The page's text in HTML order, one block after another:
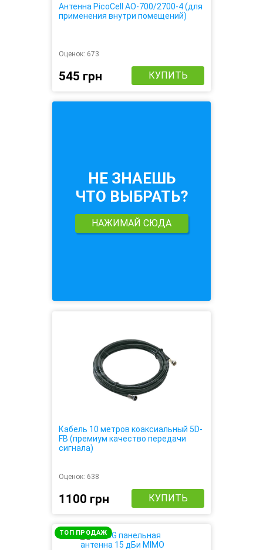
Антенна PicoCell AO-700/2700-4 (для
применения внутри помещений)
Оценок: 673
545 грн КУПИТЬ
НЕ ЗНАЕШЬ
ЧТО ВЫБРАТЬ?
НАЖИМАЙ СЮДА
Кабель 10 метров коаксиальный 5D-
FB (премиум качество передачи
сигнала)
Оценок: 638
1100 грн КУПИТЬ
ТОП ПРОДАЖ